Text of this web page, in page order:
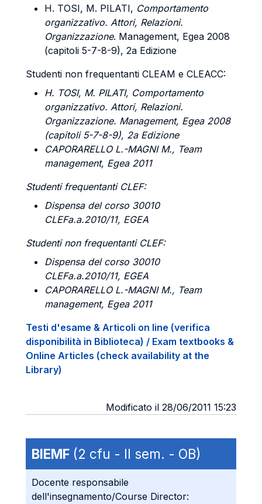
H. TOSI, M. PILATI, Comportamento
organizzativo. Attori, Relazioni.
Organizzazione. Management, Egea 2008
(capitoli 5-7-8-9), 2a Edizione
Studenti non frequentanti CLEAM e CLEACC:
H. TOSI, M. PILATI, Comportamento
organizzativo. Attori, Relazioni.
Organizzazione. Management, Egea 2008
(capitoli 5-7-8-9), 2a Edizione
CAPORARELLO L.-MAGNI M., Team
management, Egea 2011
Studenti frequentanti CLEF:
Dispensa del corso 30010
CLEFa.a.2010/11, EGEA
Studenti non frequentanti CLEF:
Dispensa del corso 30010
CLEFa.a.2010/11, EGEA
CAPORARELLO L.-MAGNI M., Team
management, Egea 2011
Testi d'esame & Articoli on line (verifica
disponibilità in Biblioteca) / Exam textbooks &
Online Articles (check availability at the
Library)
Modificato il 28/06/2011 15:23
BIEMF (2 cfu - II sem. - OB)
Docente responsabile
dell'insegnamento/Course Director: